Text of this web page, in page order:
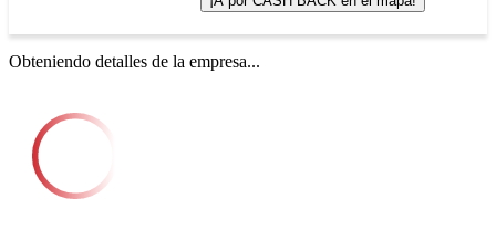
Obteniendo detalles de la empresa...